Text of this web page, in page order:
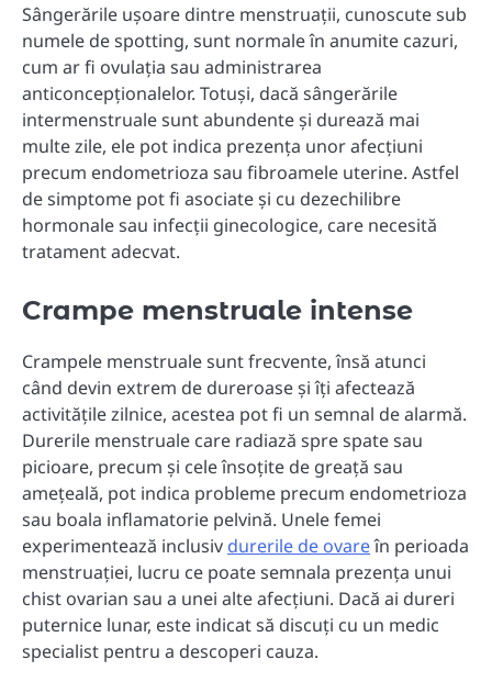
Sângerările ușoare dintre menstruații, cunoscute sub
numele de spotting, sunt normale în anumite cazuri,
cum ar fi ovulația sau administrarea
anticoncepționalelor. Totuși, dacă sângerările
intermenstruale sunt abundente și durează mai
multe zile, ele pot indica prezența unor afecțiuni
precum endometrioza sau fibroamele uterine. Astfel
de simptome pot fi asociate și cu dezechilibre
hormonale sau infecții ginecologice, care necesită
tratament adecvat.
Crampe menstruale intense
Crampele menstruale sunt frecvente, însă atunci
când devin extrem de dureroase și îți afectează
activitățile zilnice, acestea pot fi un semnal de alarmă.
Durerile menstruale care radiază spre spate sau
picioare, precum și cele însoțite de greață sau
amețeală, pot indica probleme precum endometrioza
sau boala inflamatorie pelvină. Unele femei
experimentează inclusiv durerile de ovareîn perioada
menstruației, lucru ce poate semnala prezența unui
chist ovarian sau a unei alte afecțiuni. Dacă ai dureri
puternice lunar, este indicat să discuți cu un medic
specialist pentru a descoperi cauza.